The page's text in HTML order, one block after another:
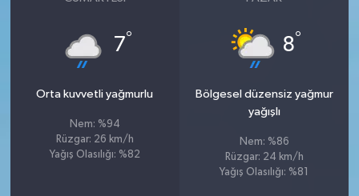
7°
Orta kuvvetli yağmurlu
Nem: %94
Rüzgar: 26 km/h
Yağış Olasılığı: %82
8°
Bölgesel düzensiz yağmur
yağışlı
Nem: %86
Rüzgar: 24 km/h
Yağış Olasılığı: %81